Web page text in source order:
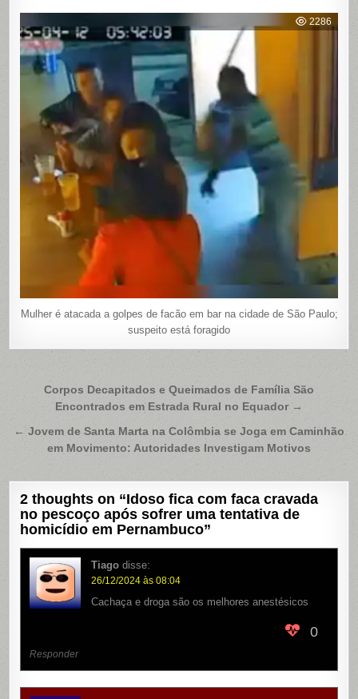
2286
Mulher é atacada a golpes de facão em bar na cidade de São Paulo;
suspeito está foragido
Navegação
Post
Corpos Decapitados e Queimados de Família São
Encontrados em Estrada Rural no Equador →
← Jovem de Santa Marta na Colômbia se Joga em Caminhão
em Movimento: Autoridades Investigam Motivos
2 thoughts on “Idoso fica com faca cravada
no pescoço após sofrer uma tentativa de
homicídio em Pernambuco”
Tiago disse:
26/12/2024 às 08:04
Cachaça e droga são os melhores anestésicos
0
Responder